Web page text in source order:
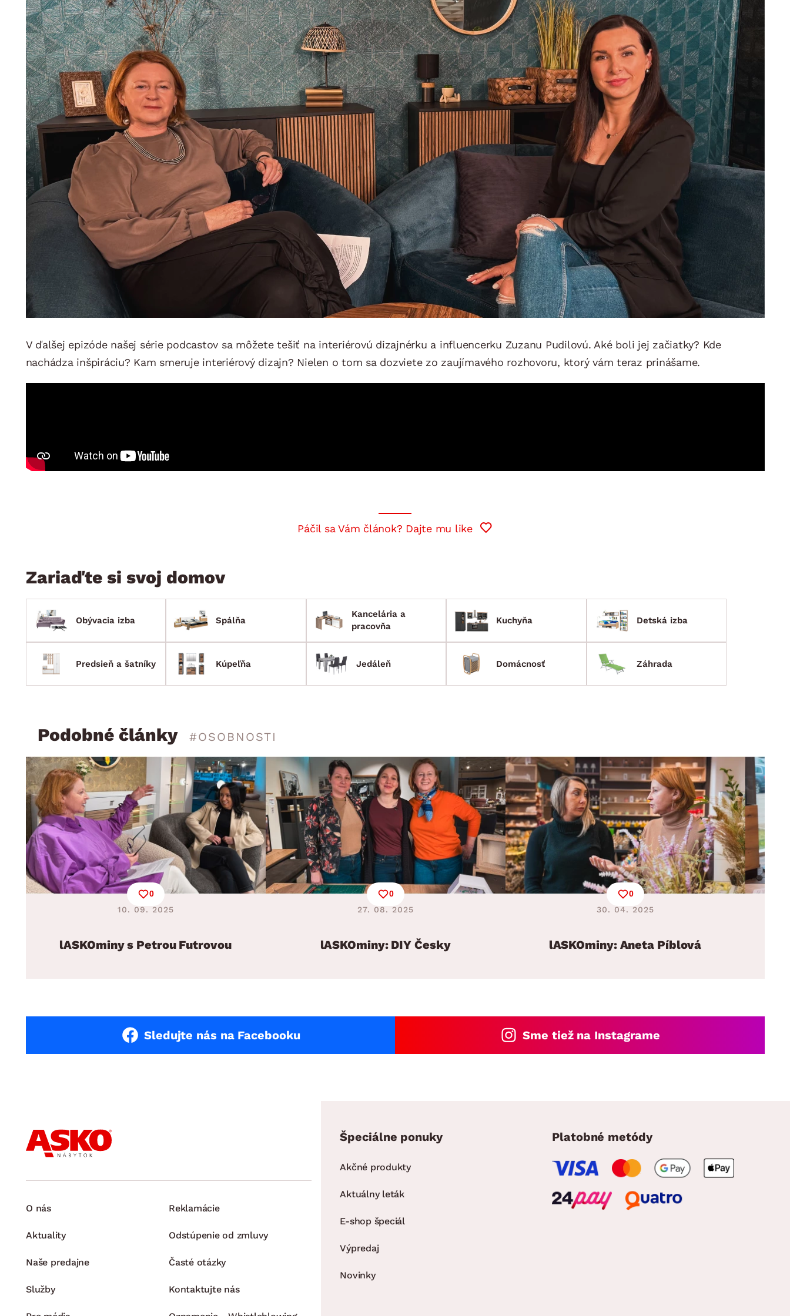
Detská izba
Predsieň, šatník a chodba
Kuchyňa
Kúpeľňa
Záhrada
Domácnosť
BYTOVÝ TEXTIL
Prikrývky
Vankúše
Koberce
Závesy a žalúzie
Zobrazit vše
STOLOVANIE A VARENIE
Jedálenský servis
Príbory
Hrnce
Panvice
Zobrazit vše
DOMÁCE SPOTREBIČE ZÁHRADNÉ DOPLNKY VIANOCE
VEĽKÁ NOC
Kúpeľňové zostavy
Jedálenské zostavy
Záhradné zostavy
Záhradné doplnky
Zahradné zostavy
V ďalšej epizóde našej série podcastov sa môžete tešiť na interiérovú dizajnérku a influencerku Zuzanu Pudilovú. Aké boli jej začiatky? Kde
nachádza inšpiráciu? Kam smeruje interiérový dizajn? Nielen o tom sa dozviete zo zaujímavého rozhovoru, ktorý vám teraz prinášame.
Páčil sa Vám článok? Dajte mu like
Zariaďte si svoj domov
Obývacia izba Spálňa
Kancelária a
pracovňa
Kuchyňa Detská izba
Predsieň a šatníky Kúpeľňa Jedáleň Domácnosť Záhrada
Podobné články #OSOBNOSTI
0
10. 09. 2025
lASKOminy s Petrou Futrovou
0
27. 08. 2025
lASKOminy: DIY Česky
0
30. 04. 2025
lASKOminy: Aneta Píblová
Sledujte nás na Facebooku Sme tiež na Instagrame
O nás
Aktuality
Naše predajne
Služby
Reklamácie
Odstúpenie od zmluvy
Časté otázky
Kontaktujte nás
Špeciálne ponuky
Akčné produkty
Aktuálny leták
E-shop špeciál
Výpredaj
Novinky
Platobné metódy